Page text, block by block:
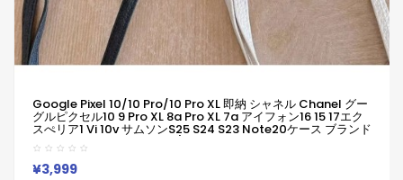
Google Pixel 10/10 Pro/10 Pro XL 即納 シャネル Chanel グー
グルピクセル10 9 Pro XL 8a Pro XL 7a アイフォン16 15 17エク
スぺリア1 Vi 10v サムソンs25 S24 S23 Note20ケース ブランド
Galaxy A55 A54 A56 S25/S24 Ultraケースシャネル Chanel
ピクセル 8a Pro 7a 6/7/6a/9a 10ブランドケース Iphone17 16
15/14/13 保護カバー
¥3,999